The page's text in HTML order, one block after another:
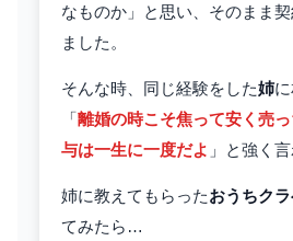
なものか」と思い、そのまま
ました。
そんな時、同じ経験をした姉に
「離婚の時こそ焦って安く売
与は一生に一度だよ 」と強く
姉に教えてもらったおうちク
てみたら…